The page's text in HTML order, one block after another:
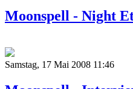
Moonspell - Night
Samstag, 17 Mai 2008 11:46